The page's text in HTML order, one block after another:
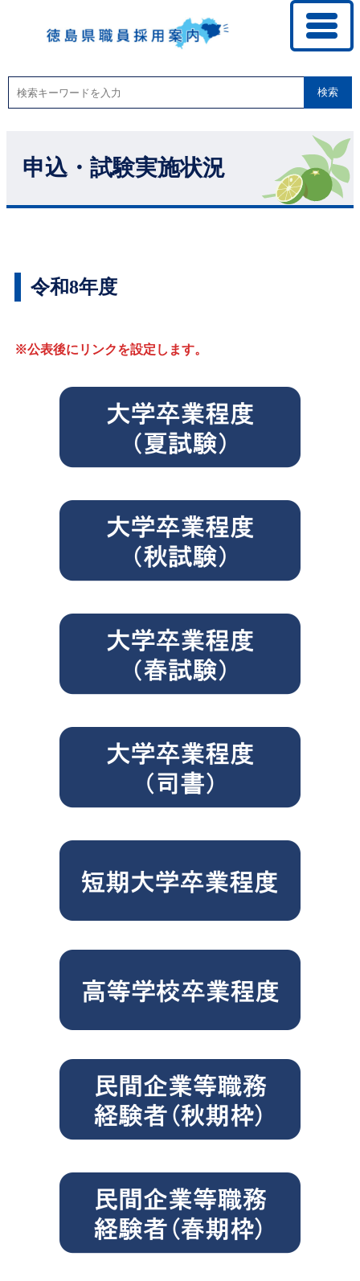
検索
申込・試験実施状況
令和8年度
※公表後にリンクを設定します。